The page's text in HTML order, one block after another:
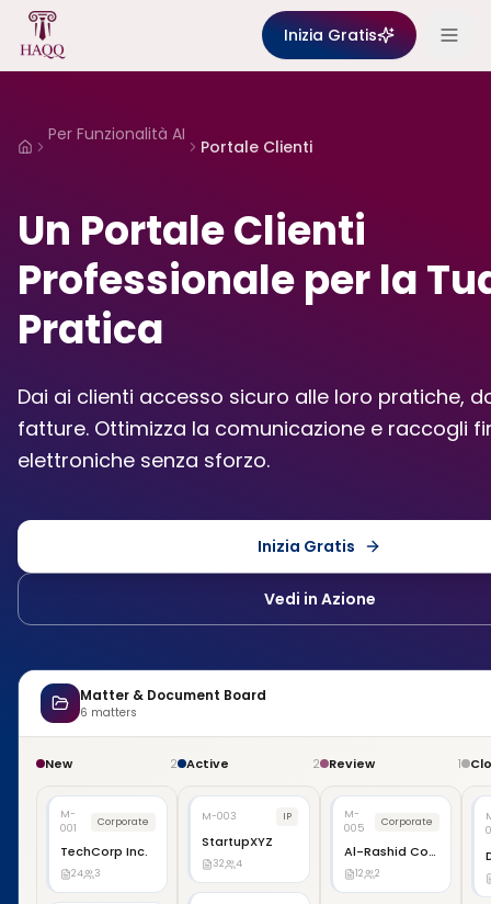
Skip to content
Inizia Gratis
Home
Per Funzionalità AI
Portale Clienti
Un Portale Clienti
Professionale per la
Pratica
Dai ai clienti accesso sicuro alle loro pratiche,
fatture. Ottimizza la comunicazione e raccogli
elettroniche senza sforzo.
Inizia Gratis
Vedi in Azione
Matter & Document Board
6 matters
New 2
M-
001
Corporate
TechCorp Inc.
24 3
Active 2
M-003 IP
StartupXYZ
32 4
Review 1
M-
005
Corporate
Al-Rashid Corp
12 2